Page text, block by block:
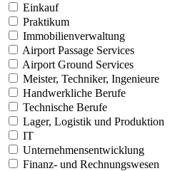
Einkauf
Praktikum
Immobilienverwaltung
Airport Passage Services
Airport Ground Services
Meister, Techniker, Ingenieure
Handwerkliche Berufe
Technische Berufe
Lager, Logistik und Produktion
IT
Unternehmensentwicklung
Finanz- und Rechnungswesen